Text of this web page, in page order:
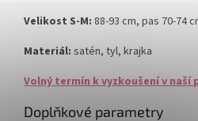
Velikost S-M: 88-93 cm, pas 70-74
Materiál: satén, tyl, krajka
Volný termín k vyzkoušení v naší
Doplňkové parametry